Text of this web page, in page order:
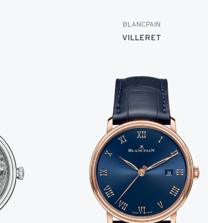
BLANCPAIN
VILLERET